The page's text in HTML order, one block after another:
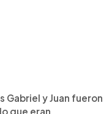
Gabriel y Juan fueron
que eran